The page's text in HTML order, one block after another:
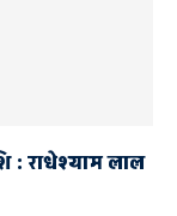
: राधेश्याम लाल